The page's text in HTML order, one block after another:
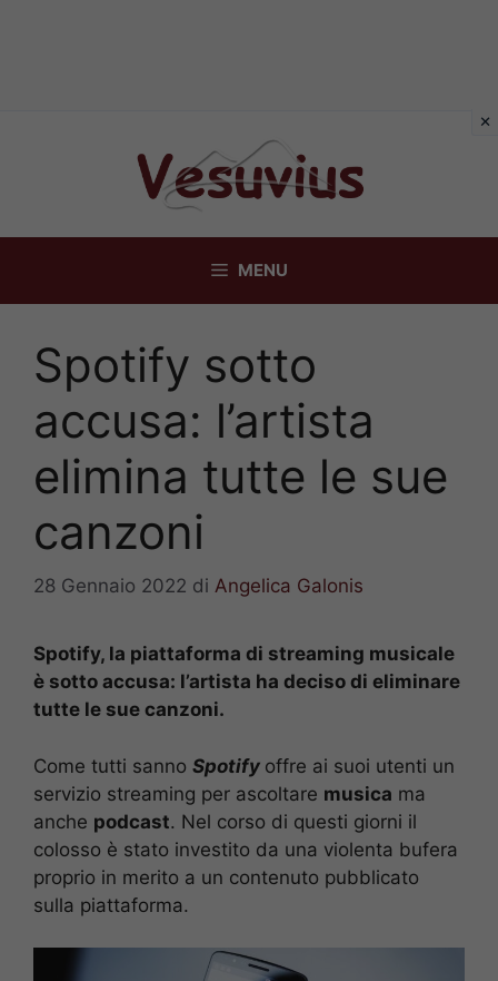
MENU
Spotify sotto
accusa: l’artista
elimina tutte le sue
canzoni
28 Gennaio 2022 di Angelica Galonis
Spotify, la piattaforma di streaming musicale
è sotto accusa: l’artista ha deciso di eliminare
tutte le sue canzoni.
Come tutti sanno Spotify offre ai suoi utenti un
servizio streaming per ascoltare musica ma
anche podcast. Nel corso di questi giorni il
colosso è stato investito da una violenta bufera
proprio in merito a un contenuto pubblicato
sulla piattaforma.